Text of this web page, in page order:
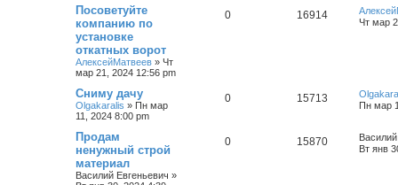
Посоветуйте
компанию по
установке
откатных ворот
АлексейМатвеев » Чт
мар 21, 2024 12:56 pm
0 16914
Чт мар
Сниму дачу
Olgakaralis » Пн мар
11, 2024 8:00 pm
0 15713
Пн мар
Продам
ненужный строй
материал
Василий Евгеньевич »
0 15870
Вт янв